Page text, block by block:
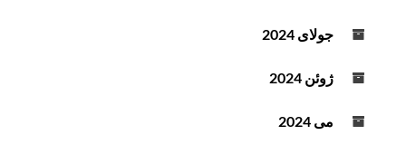
جولای 2024
ژوئن 2024
می 2024